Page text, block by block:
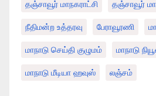
தஞ்சாவூர் மாநகராட்சி தஞ்சாவூர்
நீதிமன்ற உத்தரவு பேராவூரணி
மாநாடு செய்தி குழுமம் மாநாடு
மாநாடு மீடியா ஹவுஸ் லஞ்சம்